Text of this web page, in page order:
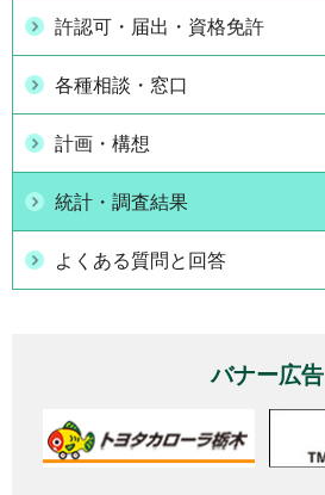
許認可・届出・資格免許
各種相談・窓口
計画・構想
統計・調査結果
よくある質問と回答
バナー広告